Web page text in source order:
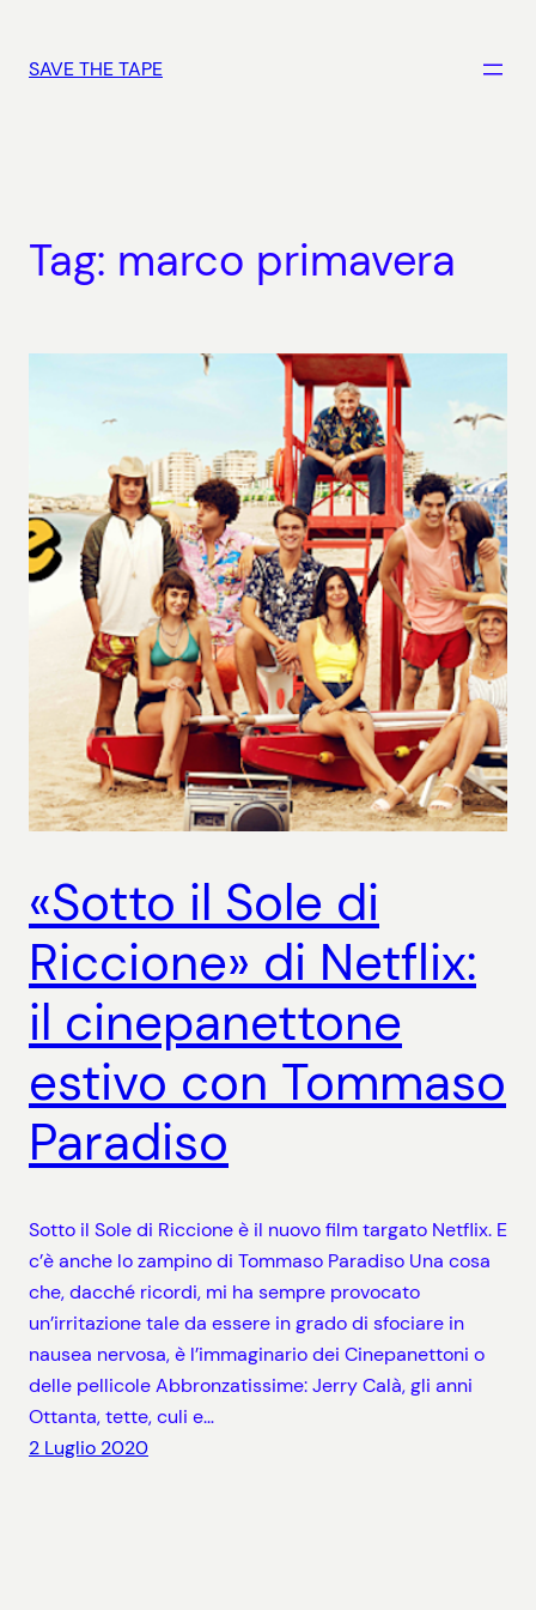
contenuto
SAVE THE TAPE
Tag: marco primavera
«Sotto il Sole di
Riccione» di Netflix:
il cinepanettone
estivo con Tommaso
Paradiso
Sotto il Sole di Riccione è il nuovo film targato Netflix. E
c’è anche lo zampino di Tommaso Paradiso Una cosa
che, dacché ricordi, mi ha sempre provocato
un’irritazione tale da essere in grado di sfociare in
nausea nervosa, è l’immaginario dei Cinepanettoni o
delle pellicole Abbronzatissime: Jerry Calà, gli anni
Ottanta, tette, culi e…
2 Luglio 2020